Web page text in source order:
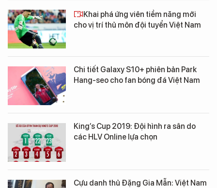
Khai phá ứng viên tiềm năng mới
cho vị trí thủ môn đội tuyển Việt Nam
Chi tiết Galaxy S10+ phiên bản Park
Hang-seo cho fan bóng đá Việt Nam
King’s Cup 2019: Đội hình ra sân do
các HLV Online lựa chọn
Cựu danh thủ Đặng Gia Mẫn: Việt Nam